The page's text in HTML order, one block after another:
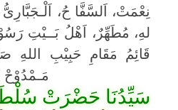
نِعْمَتْ، اَلسَّفَّا حُ،
لهِ، مُطَهِّرٌ، اَهْلُ بَــيْتِ
قَائِمُ مَقَامِ حَبِيْبِ اللهِ
مَـمْدُوْحْ
سَيِّدُنَا حَضْرَتْ